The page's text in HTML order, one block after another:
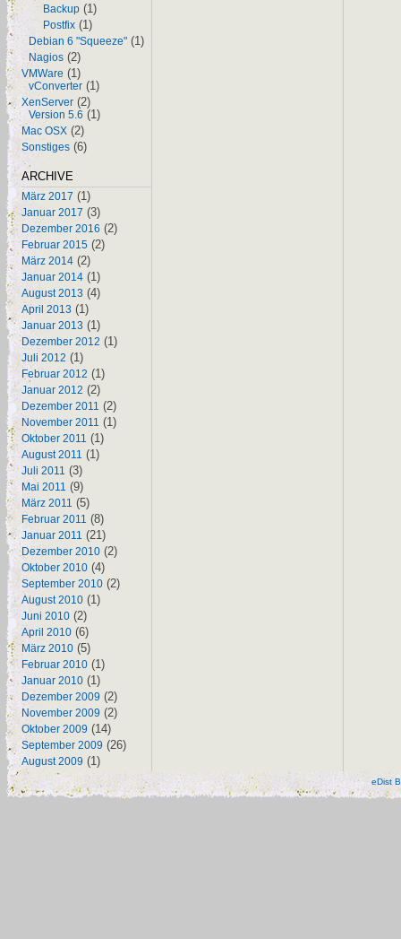
Backup (1)
Postfix (1)
Debian 6 "Squeeze" (1)
Nagios (2)
VMWare (1)
vConverter (1)
XenServer (2)
Version 5.6 (1)
Mac OSX (2)
Sonstiges (6)
ARCHIVE
März 2017 (1)
Januar 2017 (3)
Dezember 2016 (2)
Februar 2015 (2)
März 2014 (2)
Januar 2014 (1)
August 2013 (4)
April 2013 (1)
Januar 2013 (1)
Dezember 2012 (1)
Juli 2012 (1)
Februar 2012 (1)
Januar 2012 (2)
Dezember 2011 (2)
November 2011 (1)
Oktober 2011 (1)
August 2011 (1)
Juli 2011 (3)
Mai 2011 (9)
März 2011 (5)
Februar 2011 (8)
Januar 2011 (21)
Dezember 2010 (2)
Oktober 2010 (4)
September 2010 (2)
August 2010 (1)
Juni 2010 (2)
April 2010 (6)
März 2010 (5)
Februar 2010 (1)
Januar 2010 (1)
Dezember 2009 (2)
November 2009 (2)
Oktober 2009 (14)
September 2009 (26)
August 2009 (1)
eDist